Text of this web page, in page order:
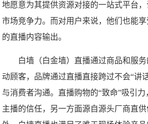
地愿意为其提供资源对接的一站式平台
市场竞争力。而对用户来说，他们也能
的直播内容输出。
白墙（白金墙）直播通过商品和服务
动顾客，品牌通过直播直接跨过不会“讲
与消费者沟通。直播购物的“致命”吸引
主播的信任，另一方面源自源头厂商直